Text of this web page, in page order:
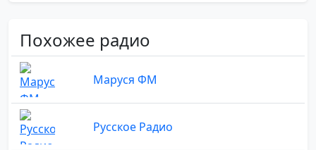
Похожее радио
Маруся ФМ
Русское Радио